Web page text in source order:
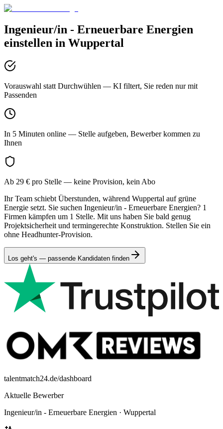
Ingenieur/in - Erneuerbare Energien
einstellen in Wuppertal
Vorauswahl statt Durchwühlen — KI filtert, Sie reden nur mit
Passenden
In 5 Minuten online — Stelle aufgeben, Bewerber kommen zu
Ihnen
Ab 29 € pro Stelle — keine Provision, kein Abo
Ihr Team schiebt Überstunden, während Wuppertal auf grüne
Energie setzt. Sie suchen Ingenieur/in - Erneuerbare Energien? 1
Firmen kämpfen um 1 Stelle. Mit uns haben Sie bald genug
Projektsicherheit und termingerechte Konstruktion. Stellen Sie ein
ohne Headhunter-Provision.
Los geht's — passende Kandidaten finden
talentmatch24.de/dashboard
Aktuelle Bewerber
Ingenieur/in - Erneuerbare Energien · Wuppertal